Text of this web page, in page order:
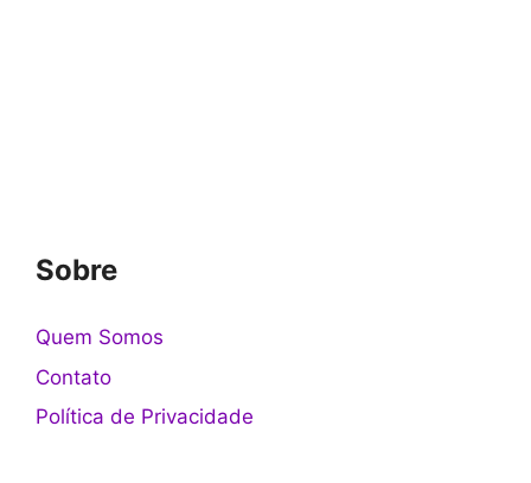
Sobre
Quem Somos
Contato
Política de Privacidade